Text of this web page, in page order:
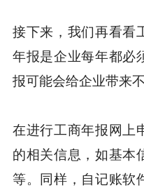
接下来，我们再看看
年报是企业每年都必
报可能会给企业带来不
在进行工商年报网上
的相关信息，如基本
等。同样，自记账软